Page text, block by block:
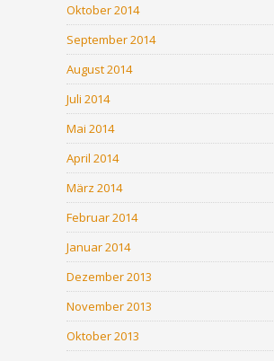
Oktober 2014
September 2014
August 2014
Juli 2014
Mai 2014
April 2014
März 2014
Februar 2014
Januar 2014
Dezember 2013
November 2013
Oktober 2013